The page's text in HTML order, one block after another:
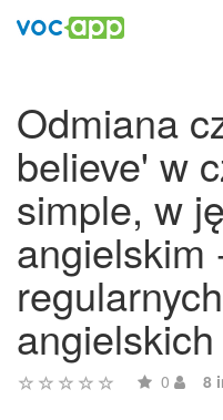
Odmiana
believe' w
simple, w
angielskim
angielskich
0 8